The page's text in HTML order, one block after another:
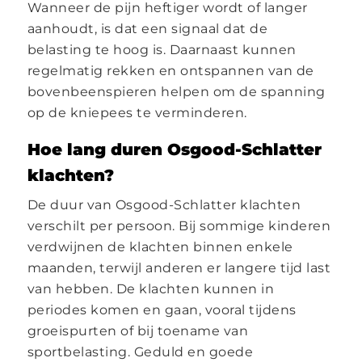
Wanneer de pijn heftiger wordt of langer
aanhoudt, is dat een signaal dat de
belasting te hoog is. Daarnaast kunnen
regelmatig rekken en ontspannen van de
bovenbeenspieren helpen om de spanning
op de kniepees te verminderen.
Hoe lang duren Osgood-Schlatter
klachten?
De duur van Osgood-Schlatter klachten
verschilt per persoon. Bij sommige kinderen
verdwijnen de klachten binnen enkele
maanden, terwijl anderen er langere tijd last
van hebben. De klachten kunnen in
periodes komen en gaan, vooral tijdens
groeispurten of bij toename van
sportbelasting. Geduld en goede